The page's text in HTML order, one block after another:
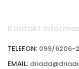
Kontakt
TELEFON: 099/6206-
EMAIL: